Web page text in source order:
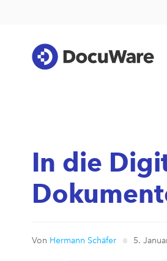
In die
Von Hermann Schäfer 5.